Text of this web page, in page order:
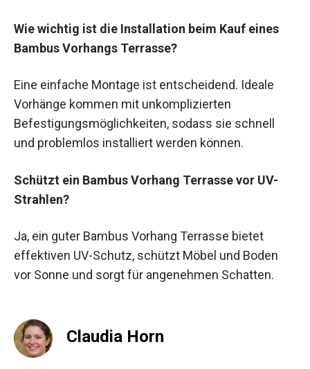
Wie wichtig ist die Installation beim Kauf eines
Bambus Vorhangs Terrasse?
Eine einfache Montage ist entscheidend. Ideale
Vorhänge kommen mit unkomplizierten
Befestigungsmöglichkeiten, sodass sie schnell
und problemlos installiert werden können.
Schützt ein Bambus Vorhang Terrasse vor UV-
Strahlen?
Ja, ein guter Bambus Vorhang Terrasse bietet
effektiven UV-Schutz, schützt Möbel und Boden
vor Sonne und sorgt für angenehmen Schatten.
Claudia Horn